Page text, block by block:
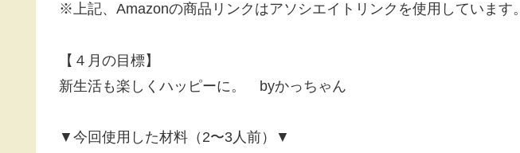
※上記、Amazonの商品リンクはアソシエイトリンクを使用しています。
【４月の目標】
新生活も楽しくハッピーに。 byかっちゃん
▼今回使用した材料（2〜3人前）▼